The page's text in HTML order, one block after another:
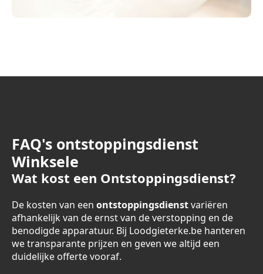
FAQ's ontstoppingsdienst
Winksele
Wat kost een Ontstoppingsdienst?
De kosten van een ontstoppingsdienstvariëren
afhankelijk van de ernst van de verstopping en de
benodigde apparatuur. Bij Loodgieterke.be hanteren
we transparante prijzen en geven we altijd een
duidelijke offerte vooraf.